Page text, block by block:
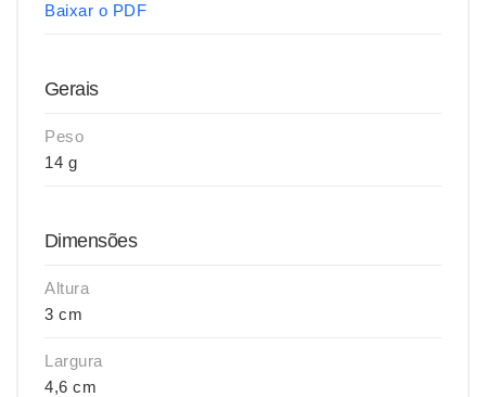
Baixar o PDF
Gerais
Peso
14 g
Dimensões
Altura
3 cm
Largura
4,6 cm